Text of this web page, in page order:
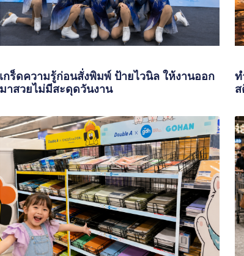
เกร็ดความรู้ก่อนสั่งพิมพ์ ป้ายไวนิล ให้งานออก
มาสวยไม่มีสะดุดวันงาน
ท
ส